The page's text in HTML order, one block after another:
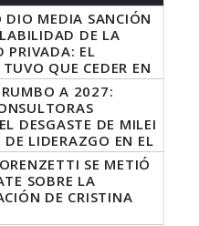
DIO MEDIA SANCIÓN
DE LA
PRIVADA: EL
QUE CEDER EN
MANEJO DEL FUEGO
RUMBO A 2027:
DESGASTE DE MILEI
DE LIDERAZGO EN EL
SE METIÓ
SOBRE LA
DE CRISTINA